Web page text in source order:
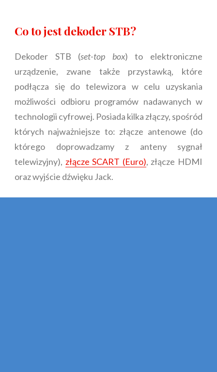
Co to jest dekoder STB?
Dekoder STB (set-top box) to elektroniczne
urządzenie, zwane także przystawką, które
podłącza się do telewizora w celu uzyskania
możliwości odbioru programów nadawanych w
technologii cyfrowej. Posiada kilka złączy, spośród
których najważniejsze to: złącze antenowe (do
którego doprowadzamy z anteny sygnał
telewizyjny), złącze SCART (Euro), złącze HDMI
oraz wyjście dźwięku Jack.